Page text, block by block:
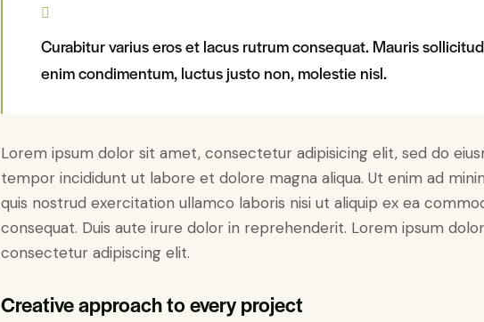
Curabitur varius eros et lacus rutrum consequat. Mauris
enim condimentum, luctus justo non, molestie nisl.
Lorem ipsum dolor sit amet, consectetur adipisicing elit, sed do
tempor incididunt ut labore et dolore magna aliqua. Ut enim ad
quis nostrud exercitation ullamco laboris nisi ut aliquip ex ea
consequat. Duis aute irure dolor in reprehenderit. Lorem ipsum
consectetur adipiscing elit.
Creative approach to every project